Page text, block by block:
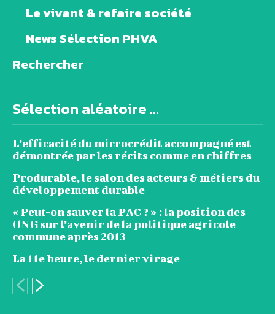
Le vivant & refaire société
News Sélection PHVA
Rechercher
Sélection aléatoire ...
L’efficacité du microcrédit accompagné est
démontrée par les récits comme en chiffres
Produrable, le salon des acteurs & métiers du
développement durable
« Peut-on sauver la PAC ? » : la position des
ONG sur l’avenir de la politique agricole
commune après 2013
La 11e heure, le dernier virage